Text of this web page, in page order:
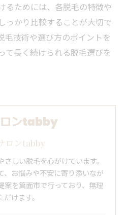
るためには、各脱毛の特徴や
っかり比較することが大切で
毛技術や選び方のポイントを
て長く続けられる脱毛選びを
ロンtabby
しい脱毛を心がけています。
、お悩みや不安に寄り添いなが
案を箕面市で行っており、無理
けます。